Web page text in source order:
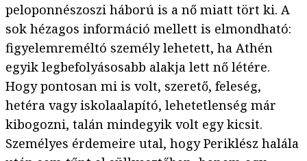
peloponnészoszi háború is a nő miatt tört ki. A
sok hézagos információ mellett is elmondható:
figyelemreméltó személy lehetett, ha Athén
egyik legbefolyásosabb alakja lett nő létére.
Hogy pontosan mi is volt, szerető, feleség,
hetéra vagy iskolaalapító, lehetetlenség már
kibogozni, talán mindegyik volt egy kicsit.
Személyes érdemeire utal, hogy Periklész halála